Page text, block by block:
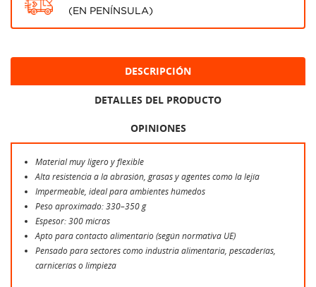
(EN PENÍNSULA)
DESCRIPCIÓN
DETALLES DEL PRODUCTO
OPINIONES
Material muy ligero y flexible
Alta resistencia a la abrasión, grasas y agentes como la lejía
Impermeable, ideal para ambientes húmedos
Peso aproximado: 330–350 g
Espesor: 300 micras
Apto para contacto alimentario (según normativa UE)
Pensado para sectores como industria alimentaria, pescaderías,
carnicerías o limpieza